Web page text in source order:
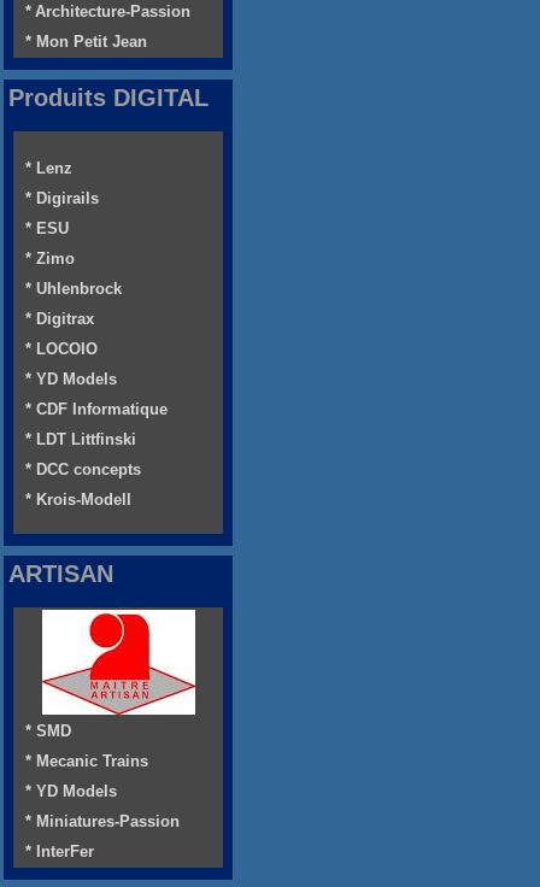
* Architecture-Passion
* Mon Petit Jean
Produits DIGITAL
* Lenz
* Digirails
* ESU
* Zimo
* Uhlenbrock
* Digitrax
* LOCOIO
* YD Models
* CDF Informatique
* LDT Littfinski
* DCC concepts
* Krois-Modell
ARTISAN
* SMD
* Mecanic Trains
* YD Models
* Miniatures-Passion
* InterFer